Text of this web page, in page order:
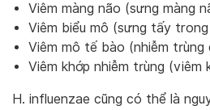
Viêm màng não (sưng màng
Viêm biểu mô (sưng tấy
Viêm mô tế bào (nhiễm trùng
Viêm khớp nhiễm trùng (viêm
H. influenzae cũng có thể là